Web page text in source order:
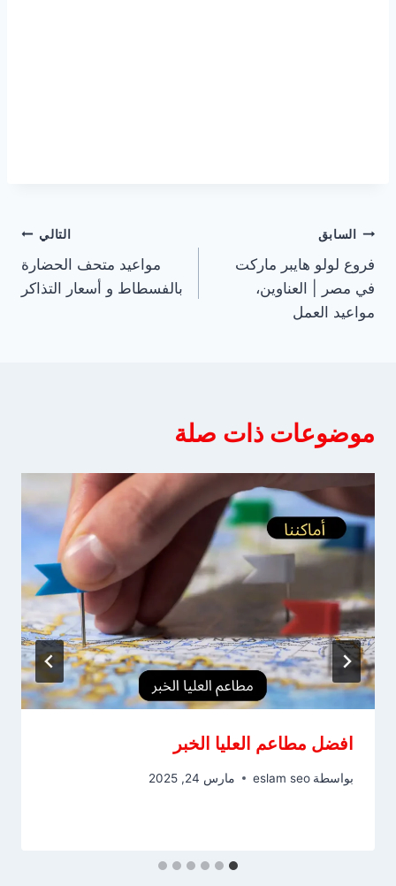
تصفّح
المقالات
السابق
فروع لولو هايبر ماركت
في مصر | العناوين،
مواعيد العمل
التالي
مواعيد متحف الحضارة
بالفسطاط و أسعار التذاكر
موضوعات ذات صلة
افضل مطاعم العليا الخبر
بواسطة eslam seo مارس 24, 2025